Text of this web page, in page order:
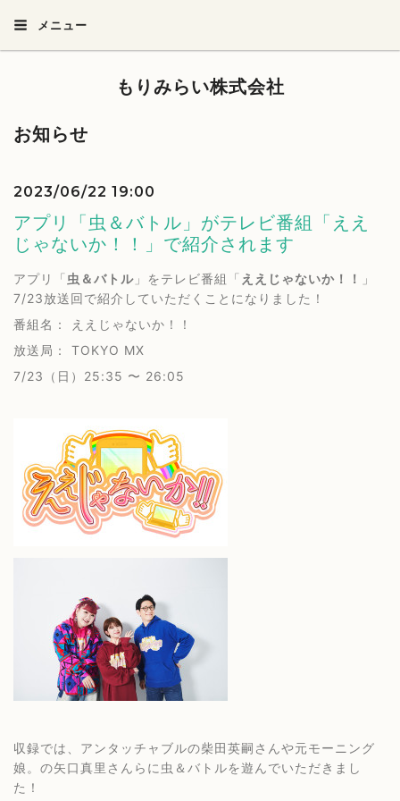
メニュー
もりみらい株式会社
お知らせ
2023/06/22 19:00
アプリ「虫＆バトル」がテレビ番組「ええ
じゃないか！！」で紹介されます
アプリ「虫＆バトル 」をテレビ番組「 ええじゃないか！！
」
7/23放送回で紹介していただくことになりました！
番組名： ええじゃないか！！
放送局： TOKYO MX
7/23（日）25:35 〜 26:05
収録では、アンタッチャブルの柴田英嗣さんや元モーニング
娘。の矢口真里さんらに虫＆バトルを遊んでいただきまし
た！